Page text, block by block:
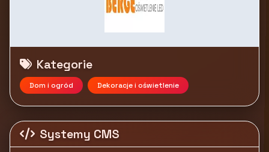
Kategorie
Dom i ogród Dekoracje i oświetlenie
Systemy CMS